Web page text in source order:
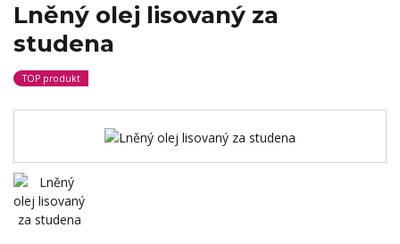
Lněný olej lisovaný za
studena
TOP produkt